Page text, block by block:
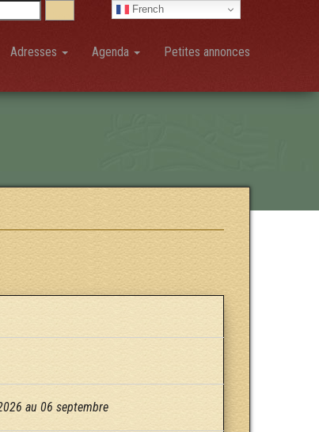
French
Adresses Agenda Petites annonces
au 06 septembre